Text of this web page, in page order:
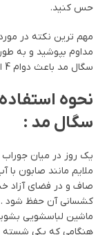
حس کنید.
مهم ترین نکته در
مداوم بپوشید و به
سگال مد باعث دوام 4 الی 6 ماه این جوراب میشود.
نحوه
سگال مد :
یک روز در میان
ملایم مانند صابون
صاف و در فضای آزاد
کشسانی آن حفظ شود .
ماشین لباسشویی
هنگامی که یکی شسته